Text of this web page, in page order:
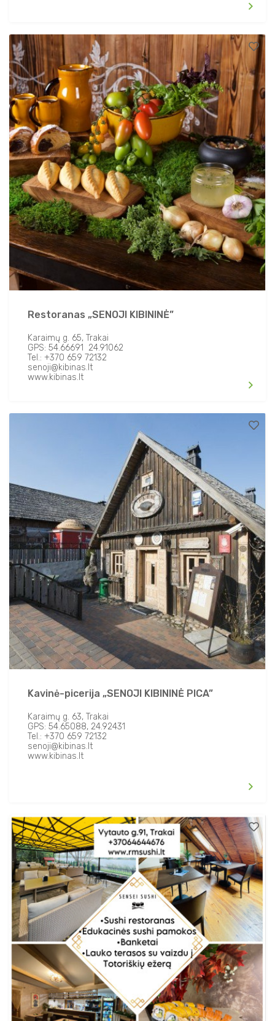
Restoranas „SENOJI KIBININĖ”
Karaimų g. 65, Trakai
GPS: 54.66691 24.91062
Tel.: +370 659 72132
senoji@kibinas.lt
www.kibinas.lt
Kavinė-picerija „SENOJI KIBININĖ PICA”
Karaimų g. 63, Trakai
GPS: 54.65088, 24.92431
Tel.: +370 659 72132
senoji@kibinas.lt
www.kibinas.lt